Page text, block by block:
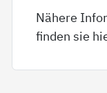
Nähere
finden sie